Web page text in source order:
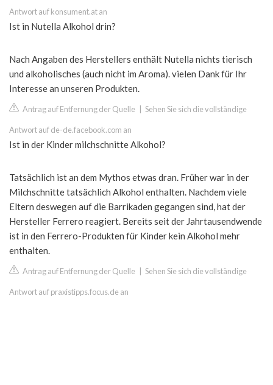
Antwort auf konsument.at an
Ist in Nutella Alkohol drin?
Nach Angaben des Herstellers enthält Nutella nichts tierisch
und alkoholisches (auch nicht im Aroma). vielen Dank für Ihr
Interesse an unseren Produkten.
Antrag auf Entfernung der Quelle Sehen Sie sich die vollständige
Antwort auf de-de.facebook.com an
Ist in der Kinder milchschnitte Alkohol?
Tatsächlich ist an dem Mythos etwas dran. Früher war in der
Milchschnitte tatsächlich Alkohol enthalten. Nachdem viele
Eltern deswegen auf die Barrikaden gegangen sind, hat der
Hersteller Ferrero reagiert. Bereits seit der Jahrtausendwende
ist in den Ferrero-Produkten für Kinder kein Alkohol mehr
enthalten.
Antrag auf Entfernung der Quelle Sehen Sie sich die vollständige
Antwort auf praxistipps.focus.de an